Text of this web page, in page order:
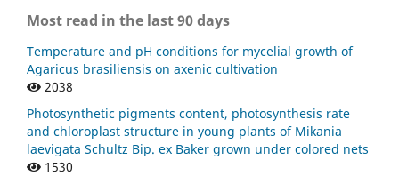
Most read in the last 90 days
Temperature and pH conditions for mycelial growth of
Agaricus brasiliensis on axenic cultivation
2038
Photosynthetic pigments content, photosynthesis rate
and chloroplast structure in young plants of Mikania
laevigata Schultz Bip. ex Baker grown under colored nets
1530